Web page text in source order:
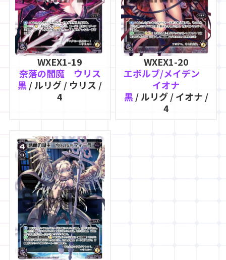
WXEX1-19
奈落の閻魔 ウリス
黒/ ルリグ / ウリス /
4
WXEX1-20
エボルブ/メイデン
イオナ
黒/ ルリグ / イオナ /
4